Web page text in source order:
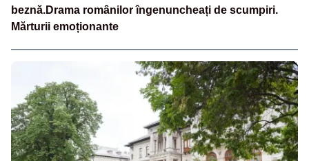
beznă.Drama românilor îngenuncheați de scumpiri.
Mărturii emoționante